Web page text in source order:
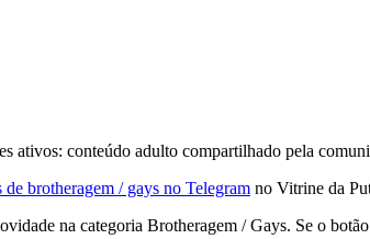
ativos: conteúdo adulto compartilhado pela
de brotheragem / gays no Telegram no Vitrine da
na categoria Brotheragem / Gays. Se o